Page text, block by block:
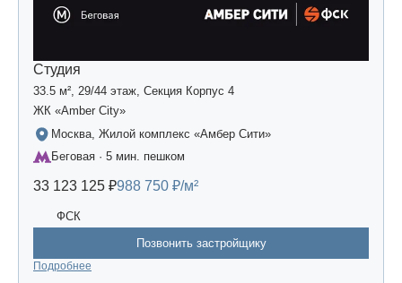
Студия
33.5 м², 29/44 этаж, Секция Корпус 4
ЖК «Amber Сity»
Москва, Жилой комплекс «Амбер Сити»
Беговая · 5 мин. пешком
33 123 125 ₽988 750 ₽/м²
ФСК
Позвонить застройщику
Подробнее